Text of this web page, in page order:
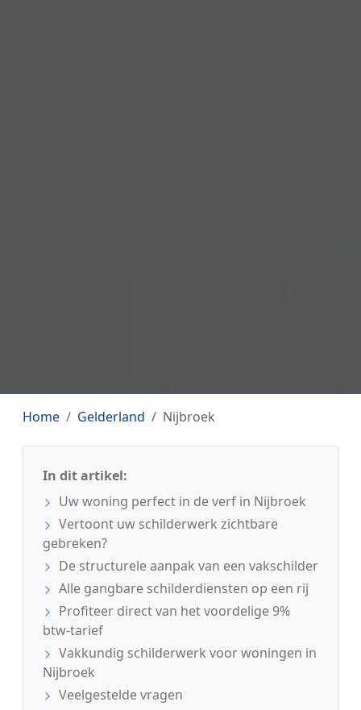
Home Gelderland Nijbroek
In dit artikel:
Uw woning perfect in de verf in Nijbroek
Vertoont uw schilderwerk zichtbare
gebreken?
De structurele aanpak van een vakschilder
Alle gangbare schilderdiensten op een rij
Profiteer direct van het voordelige 9%
btw-tarief
Vakkundig schilderwerk voor woningen in
Nijbroek
Veelgestelde vragen